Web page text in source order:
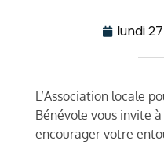
lundi
L’Association locale
Bénévole vous invite
encourager votre